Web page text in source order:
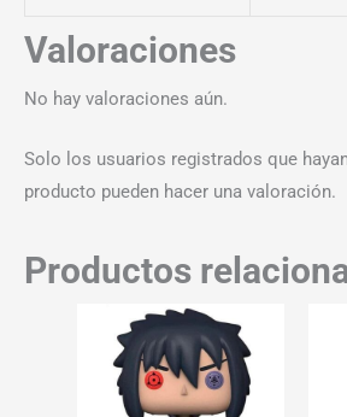
Valoraciones
No hay valoraciones aún.
Solo los usuarios registrados que
producto pueden hacer una valoración.
Productos